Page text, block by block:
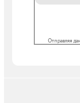
Отправляя